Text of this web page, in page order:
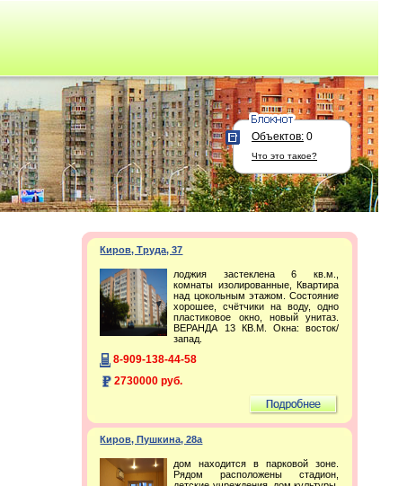
Объектов: 0
Что это такое?
Киров, Труда, 37
лоджия застеклена 6 кв.м.,
комнаты изолированные, Квартира
над цокольным этажом. Состояние
хорошее, счётчики на воду, одно
пластиковое окно, новый унитаз.
ВЕРАНДА 13 КВ.М. Окна: восток/
запад.
8-909-138-44-58
2730000 руб.
Киров, Пушкина, 28а
дом находится в парковой зоне.
Рядом расположены стадион,